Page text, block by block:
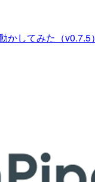
してみた（v0.7.5）